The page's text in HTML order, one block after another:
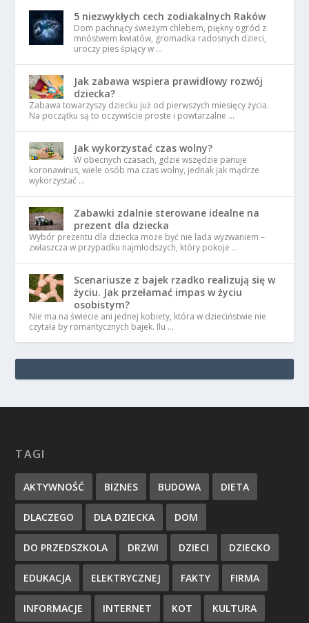
5 niezwykłych cech zodiakalnych Raków
Dom pachnący świeżym chlebem, piękny ogród z
mnóstwem kwiatów, gromadka radosnych dzieci,
uroczy pies śpiący w …
Jak zabawa wspiera prawidłowy rozwój
dziecka?
Zabawa towarzyszy dziecku już od pierwszych miesięcy życia.
Na początku są to oczywiście proste i powtarzalne …
Jak wykorzystać czas wolny?
W obecnych czasach, gdzie wszędzie panuje
koronawirus, wiele osób ma czas wolny, jednak jak mądrze
wykorzystać …
Zabawki zdalnie sterowane idealne na
prezent dla dziecka
Wybór prezentu dla dziecka może być nie lada wyzwaniem –
zwłaszcza w przypadku najmłodszych, który pokoje …
Scenariusze z bajek rzadko realizują się w
życiu. Jak przełamać impas w życiu
osobistym?
Nie ma na świecie ani jednej kobiety, która w dzieciństwie nie
czytała by romantycznych bajek. Ilu …
TAGI
AKTYWNOŚĆ BIZNES BUDOWA DIETA
DLACZEGO DLA DZIECKA DOM
DO PRZEDSZKOLA DRZWI DZIECI DZIECKO
EDUKACJA ELEKTRYCZNEJ FAKTY FIRMA
INFORMACJE INTERNET KOT KULTURA